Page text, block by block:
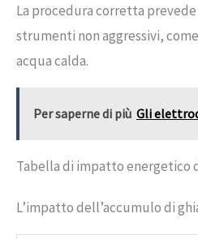
La procedura corretta
strumenti non aggressivi,
acqua calda.
Per saperne di più Gli
Tabella di impatto energetico
L’impatto dell’accumulo di